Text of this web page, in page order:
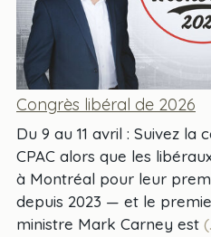
Congrès libéral de 2026
Du 9 au 11 avril : Suivez
CPAC alors que les
à Montréal pour leur
depuis 2023 — et le
ministre Mark Carney est